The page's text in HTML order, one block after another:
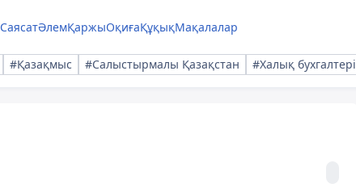
СаясатӘлемҚаржыОқиғаҚұқықМақалалар
#Қазақмыс #Салыстырмалы Қазақстан #Халық бухгалтері